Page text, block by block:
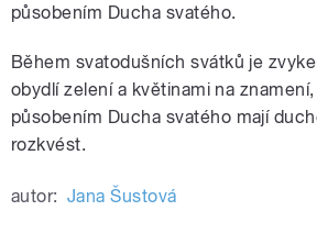
působením Ducha svatého.
Během svatodušních svátků je
obydlí zelení a květinami na
působením Ducha svatého mají
rozkvést.
autor: Jana Šustová